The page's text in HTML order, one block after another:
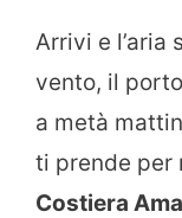
Arrivi e l’aria
vento, il
a metà
ti prende per
Costiera